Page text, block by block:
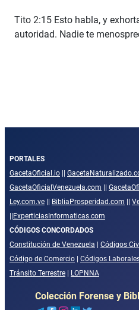
Tito 2:15 Esto habla, y
autoridad. Nadie te
PORTALES
GacetaOficial.io
GacetaOficialVenezuela.com
Ley.com.ve
BibliaProsperidad.com
ExperticiasInformaticas.com
CÓDIGOS CONCORDADOS
Constitución de Venezuela
Códigos
Código de Comercio
Códigos
Tránsito Terrestre
LOPNNA
Colección Forense y